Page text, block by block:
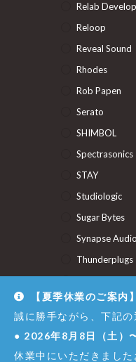
Relab
Reloop
Reveal Sound
Rhodes
Rob Papen
Serato
SHIMBOL
Spectrasonics
STAY
Studiologic
Sugar Bytes
Synapse
Thunderplugs
Union Audio
Uncategorized
【夏季休業のご案内】
誠に勝手ながら、下記の
● 2026年8月8日（土）
休業中にいただきまし